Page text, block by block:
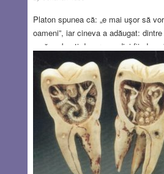
Platon spunea că: „e mai uşor să
oameni”, iar cineva a adăugat:
e să vorbeşti despre medici fiindca
prea multe orgolii pe care e greu să
previi. Pe medicii despre care voi
spune că i-am iubit. Aceşti medici
medicii români, maghiari şi germani
medical ceea ce a fost de-alungul
Read more…
OCT 6, 2016